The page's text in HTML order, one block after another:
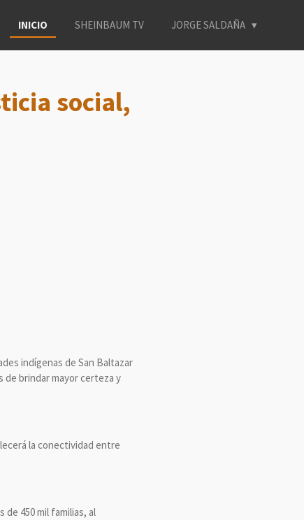
INICIO SHEINBAUM TV JORGE SALDAÑA
social,
indígenas de San Baltazar
de brindar mayor certeza y
la conectividad entre
450 mil familias, al